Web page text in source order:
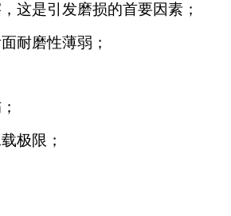
这是引发磨损的首要因素；
耐磨性薄弱；
极限；